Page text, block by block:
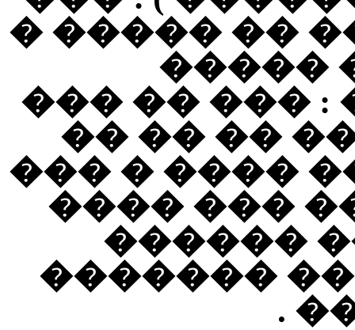
���� ����
���������
���� �
���� ���
���� ����
��� ��
�������